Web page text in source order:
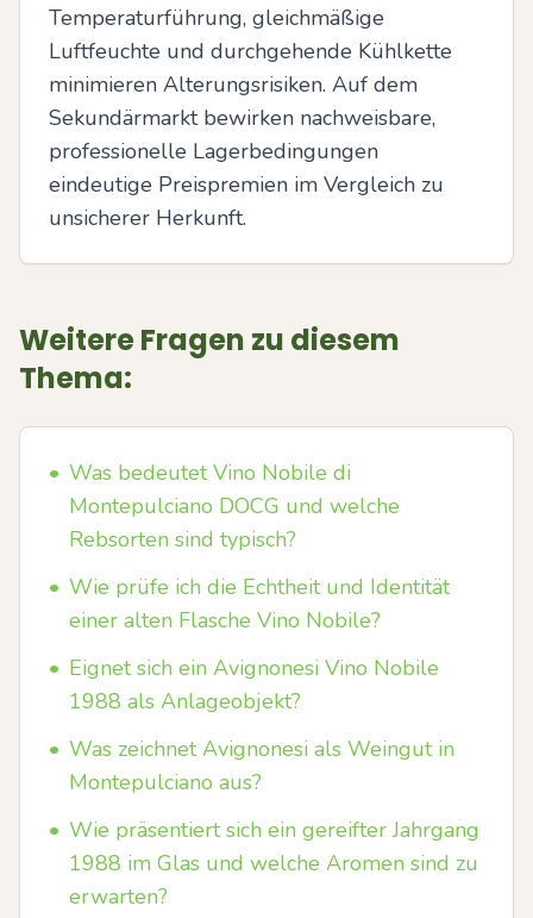
Temperaturführung, gleichmäßige
Luftfeuchte und durchgehende Kühlkette
minimieren Alterungsrisiken. Auf dem
Sekundärmarkt bewirken nachweisbare,
professionelle Lagerbedingungen
eindeutige Preispremien im Vergleich zu
unsicherer Herkunft.
Weitere Fragen zu diesem
Thema:
• Was bedeutet Vino Nobile di
Montepulciano DOCG und welche
Rebsorten sind typisch?
• Wie prüfe ich die Echtheit und Identität
einer alten Flasche Vino Nobile?
• Eignet sich ein Avignonesi Vino Nobile
1988 als Anlageobjekt?
• Was zeichnet Avignonesi als Weingut in
Montepulciano aus?
• Wie präsentiert sich ein gereifter Jahrgang
1988 im Glas und welche Aromen sind zu
erwarten?